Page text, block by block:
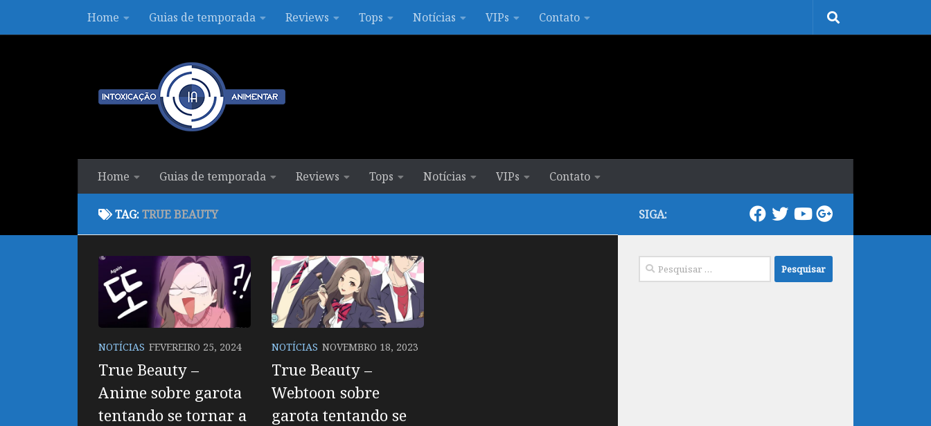
Skip to contentHome Guias de temporada Reviews Tops Notícias VIPs Contato
Home Guias de temporada Reviews Tops Notícias VIPs Contato
TAG:TRUE BEAUTY
NOTÍCIAS FEVEREIRO 25, 2024
True Beauty –
Anime sobre garota
tentando se tornar a
NOTÍCIAS NOVEMBRO 18, 2023
True Beauty –
Webtoon sobre
garota tentando se
SIGA:
Pesquisar
por: